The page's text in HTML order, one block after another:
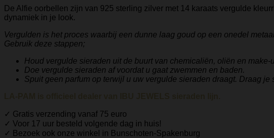
De Alfie oorbellen zijn van 925 sterling zilver met 14 karaats vergulde
dynamiek in je look.
Vergulden is het proces waarbij een dunne laag goud op een onedel
Gebruik deze stappen;
Houd vergulde sieraden uit de buurt van chemicaliën, oliën en make-
Doe vergulde sieraden af ​​voordat u gaat zwemmen en baden.
Spuit geen parfum op terwijl u uw vergulde sieraden draagt. Draag
✓ Gratis verzending vanaf 75 euro
✓ Voor 17 uur besteld volgende dag in huis!
✓ Bezoek ook onze winkel in Bunschoten-Spakenburg